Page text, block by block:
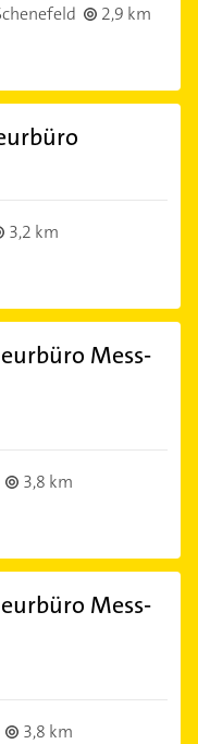
2,9 km
3,2 km
Mess-
3,8 km
Mess-
3,8 km